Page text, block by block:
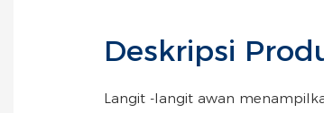
Deskripsi
Langit -langit awan